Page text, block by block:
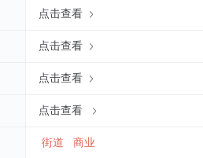
点击查看
点击查看
点击查看
点击查看
街道 商业